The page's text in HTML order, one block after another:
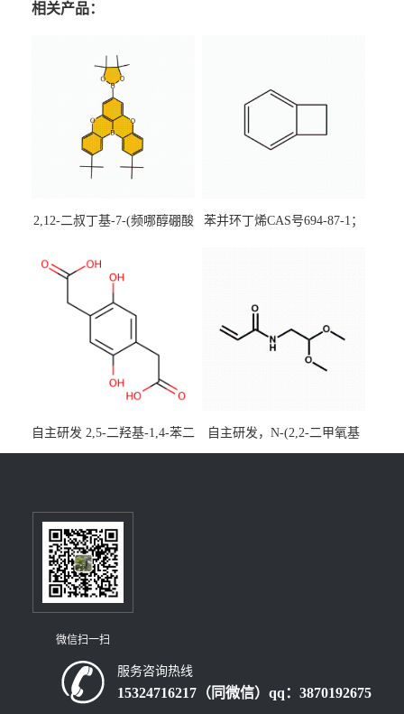
相关产品：
2,12-二叔丁基-7-(频哪醇硼酸
[3,2,1-de]蒽CAS号2648896-
装，实验室现货直发
苯并环丁烯CAS号694-87-1；
自主研发 2,5-二羟基-1,4-苯二
乙酸CAS号5488-16-4；公斤
百公斤级可供应
自主研发，N-(2,2-二甲氧基
乙基)丙烯酰胺CAS号49707-
微信扫一扫
服务咨询热线
15324716217（同微信）qq：3870192675